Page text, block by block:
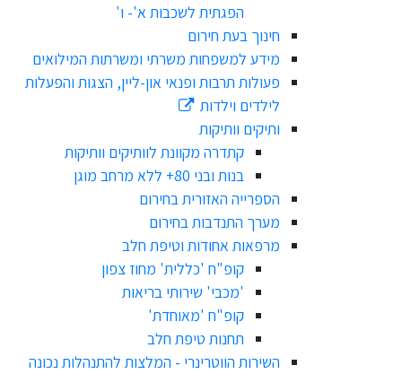
הפגתית לשכבות א'- ו'
חינוך בעת חירום
מידע למשפחות משרתי ומשרתות המילואים
פעולות תרבות ופנאי און-ליין, הצגות והפעלות
לילדים וילדות
ותיקים וותיקות
קתדרה מקוונת לוותיקים וותיקות
בנות ובני 80+ ללא מרחב מוגן
הספרייה האזורית בחירום
מערך התנדבות בחירום
מרפאות אחודות וטיפת חלב
קופ"ח 'כללית' מחוז צפון
'מכבי' שירותי בריאות
קופ"ח 'מאוחדת'
תחנות טיפת חלב
השירות הווטרינרי - המלצות להתנהלות נכונה